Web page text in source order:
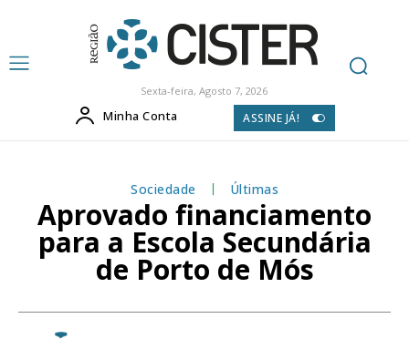
Sexta-feira, Agosto 7, 2026
Minha Conta ASSINE JÁ!
Sociedade Últimas
Aprovado financiamento
para a Escola Secundária
de Porto de Mós